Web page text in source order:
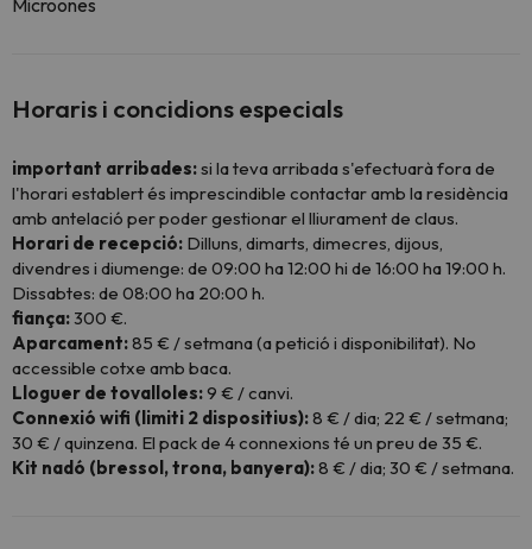
Microones
Horaris i concidions especials
important arribades:si la teva arribada s'efectuarà fora de
l'horari establert és imprescindible contactar amb la residència
amb antelació per poder gestionar el lliurament de claus.
Horari de recepció: Dilluns, dimarts, dimecres, dijous,
divendres i diumenge: de 09:00 ha 12:00 hi de 16:00 ha 19:00 h.
Dissabtes: de 08:00 ha 20:00 h.
fiança:300 €.
Aparcament:85 € / setmana (a petició i disponibilitat). No
accessible cotxe amb baca.
Lloguer de tovalloles:9 € / canvi.
Connexió wifi (limiti 2 dispositius):8 € / dia; 22 € / setmana;
30 € / quinzena. El pack de 4 connexions té un preu de 35 €.
Kit nadó (bressol, trona, banyera):8 € / dia; 30 € / setmana.